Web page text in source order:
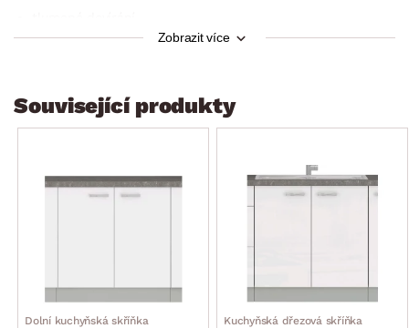
3 x mělká zásuvka
bez horní pracovní desky (k dokoupení samostatně)
šířka skříňky: 40 cm
hloubka skříňky: 52 cm (hloubka po osazení pracovní desky
60 cm)
Zobrazit více
Související produkty
Dolní kuchyňská skříňka Kuchyňská dřezová skříňka